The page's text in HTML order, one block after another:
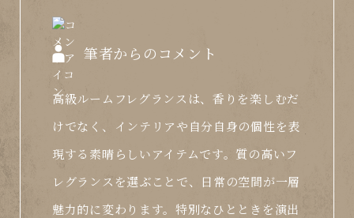
筆者からのコメント
高級ルームフレグランスは、香りを楽しむだ
けでなく、インテリアや自分自身の個性を表
現する素晴らしいアイテムです。質の高いフ
レグランスを選ぶことで、日常の空間が一層
魅力的に変わります。特別なひとときを演出